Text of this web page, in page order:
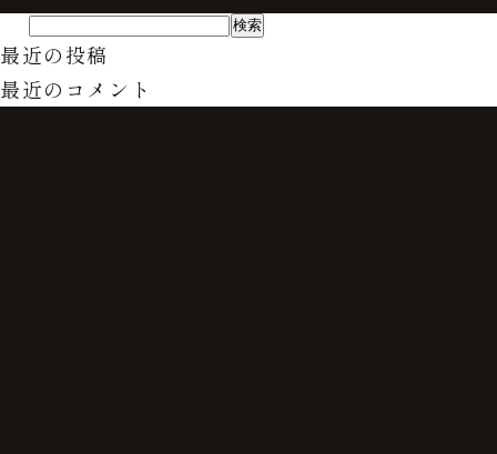
最近の投稿
最近のコメント